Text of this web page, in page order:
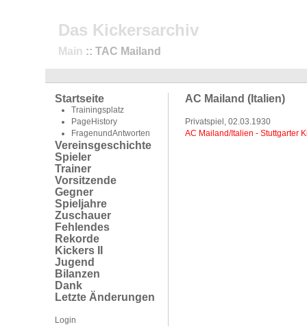
Das Kickersarchiv
Main :: TAC Mailand
Startseite
Trainingsplatz
PageHistory
FragenundAntworten
Vereinsgeschichte
Spieler
Trainer
Vorsitzende
Gegner
Spieljahre
Zuschauer
Fehlendes
Rekorde
Kickers II
Jugend
Bilanzen
Dank
Letzte Änderungen
Login
AC Mailand (Italien)
Privatspiel, 02.03.1930
AC Mailand/Italien - Stuttgarter